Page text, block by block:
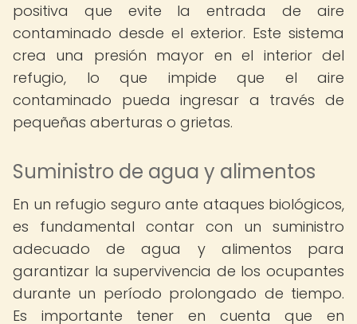
positiva que evite la entrada de aire
contaminado desde el exterior. Este sistema
crea una presión mayor en el interior del
refugio, lo que impide que el aire
contaminado pueda ingresar a través de
pequeñas aberturas o grietas.
Suministro de agua y alimentos
En un refugio seguro ante ataques biológicos,
es fundamental contar con un suministro
adecuado de agua y alimentos para
garantizar la supervivencia de los ocupantes
durante un período prolongado de tiempo.
Es importante tener en cuenta que en